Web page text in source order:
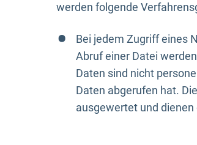
werden folgende
Bei jedem Zugriff eines
Abruf einer Datei
Daten sind nicht
Daten abgerufen hat.
ausgewertet und